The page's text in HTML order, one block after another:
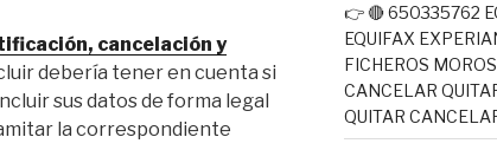
cancelación y
debería tener en cuenta si
sus datos de forma legal
la correspondiente
👉 🔴 650335762
EQUIFAX
FICHEROS
CANCELAR
QUITAR